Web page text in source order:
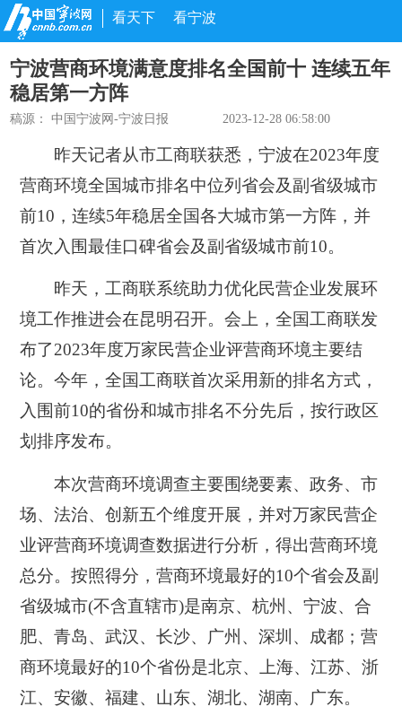
看天下 看宁波
宁波营商环境满意度排名全国前十 连续五年
稳居第一方阵
稿源：中国宁波网-宁波日报 2023-12-28 06:58:00
昨天记者从市工商联获悉，宁波在2023年度
营商环境全国城市排名中位列省会及副省级城市
前10，连续5年稳居全国各大城市第一方阵，并
首次入围最佳口碑省会及副省级城市前10。
昨天，工商联系统助力优化民营企业发展环
境工作推进会在昆明召开。会上，全国工商联发
布了2023年度万家民营企业评营商环境主要结
论。今年，全国工商联首次采用新的排名方式，
入围前10的省份和城市排名不分先后，按行政区
划排序发布。
本次营商环境调查主要围绕要素、政务、市
场、法治、创新五个维度开展，并对万家民营企
业评营商环境调查数据进行分析，得出营商环境
总分。按照得分，营商环境最好的10个省会及副
省级城市(不含直辖市)是南京、杭州、宁波、合
肥、青岛、武汉、长沙、广州、深圳、成都；营
商环境最好的10个省份是北京、上海、江苏、浙
江、安徽、福建、山东、湖北、湖南、广东。